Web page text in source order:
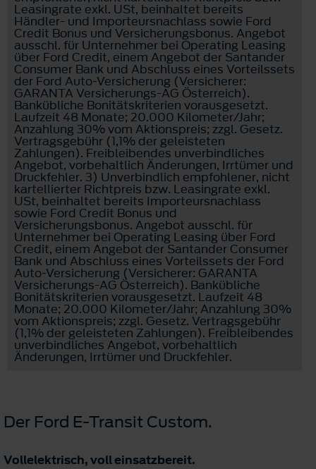
Leasingrate exkl. USt, beinhaltet bereits
Händler- und Importeursnachlass sowie Ford
Credit Bonus und Versicherungsbonus. Angebot
ausschl. für Unternehmer bei Operating Leasing
über Ford Credit, einem Angebot der Santander
Consumer Bank und Abschluss eines Vorteilssets
der Ford Auto-Versicherung (Versicherer:
GARANTA Versicherungs-AG Österreich).
Bankübliche Bonitätskriterien vorausgesetzt.
Laufzeit 48 Monate; 20.000 Kilometer/Jahr;
Anzahlung 30% vom Aktionspreis; zzgl. Gesetz.
Vertragsgebühr (1,1% der geleisteten
Zahlungen). Freibleibendes unverbindliches
Angebot, vorbehaltlich Änderungen, Irrtümer und
Druckfehler. 3) Unverbindlich empfohlener, nicht
kartellierter Richtpreis bzw. Leasingrate exkl.
USt, beinhaltet bereits Importeursnachlass
sowie Ford Credit Bonus und
Versicherungsbonus. Angebot ausschl. für
Unternehmer bei Operating Leasing über Ford
Credit, einem Angebot der Santander Consumer
Bank und Abschluss eines Vorteilssets der Ford
Auto-Versicherung (Versicherer: GARANTA
Versicherungs-AG Österreich). Bankübliche
Bonitätskriterien vorausgesetzt. Laufzeit 48
Monate; 20.000 Kilometer/Jahr; Anzahlung 30%
vom Aktionspreis; zzgl. Gesetz. Vertragsgebühr
(1,1% der geleisteten Zahlungen). Freibleibendes
unverbindliches Angebot, vorbehaltlich
Änderungen, Irrtümer und Druckfehler.
Der Ford E-Transit Custom.
Vollelektrisch, voll einsatzbereit.